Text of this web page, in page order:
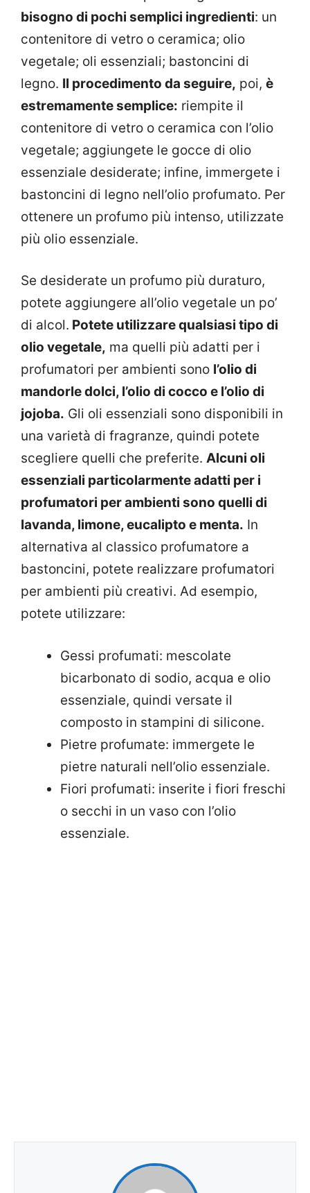
bisogno di pochi semplici ingredienti: un
contenitore di vetro o ceramica; olio
vegetale; oli essenziali; bastoncini di
legno. Il procedimento da seguire, poi, è
estremamente semplice: riempite il
contenitore di vetro o ceramica con l’olio
vegetale; aggiungete le gocce di olio
essenziale desiderate; infine, immergete i
bastoncini di legno nell’olio profumato. Per
ottenere un profumo più intenso, utilizzate
più olio essenziale.
Se desiderate un profumo più duraturo,
potete aggiungere all’olio vegetale un po’
di alcol. Potete utilizzare qualsiasi tipo di
olio vegetale, ma quelli più adatti per i
profumatori per ambienti sono l’olio di
mandorle dolci, l’olio di cocco e l’olio di
jojoba. Gli oli essenziali sono disponibili in
una varietà di fragranze, quindi potete
scegliere quelli che preferite. Alcuni oli
essenziali particolarmente adatti per i
profumatori per ambienti sono quelli di
lavanda, limone, eucalipto e menta. In
alternativa al classico profumatore a
bastoncini, potete realizzare profumatori
per ambienti più creativi. Ad esempio,
potete utilizzare:
Gessi profumati: mescolate
bicarbonato di sodio, acqua e olio
essenziale, quindi versate il
composto in stampini di silicone.
Pietre profumate: immergete le
pietre naturali nell’olio essenziale.
Fiori profumati: inserite i fiori freschi
o secchi in un vaso con l’olio
essenziale.